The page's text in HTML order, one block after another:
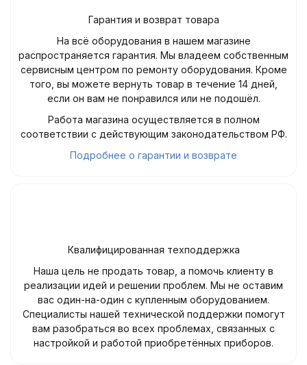
Гарантия и возврат товара
На всё оборудования в нашем магазине
распространяется гарантия. Мы владеем собственным
сервисным центром по ремонту оборудования. Кроме
того, вы можете вернуть товар в течение 14 дней,
если он вам не понравился или не подошёл.
Работа магазина осуществляется в полном
соответствии с действующим законодательством РФ.
Подробнее о гарантии и возврате
Квалифицированная техподдержка
Наша цель не продать товар, а помочь клиенту в
реализации идей и решении проблем. Мы не оставим
вас один-на-один с купленным оборудованием.
Специалисты нашей технической поддержки помогут
вам разобраться во всех проблемах, связанных с
настройкой и работой приобретённых приборов.